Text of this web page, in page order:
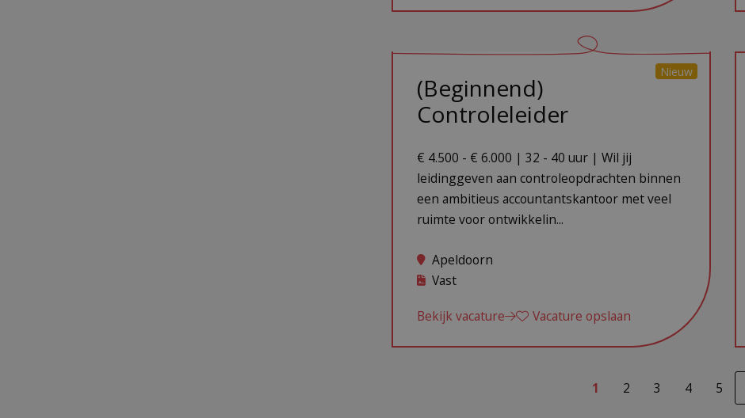
(Beginnend)
Controleleider
Nieuw
€ 4.500 - € 6.000 | 32 - 40 uur | Wil jij
leidinggeven aan controleopdrachten binnen
een ambitieus accountantskantoor met veel
ruimte voor ontwikkelin...
Apeldoorn
Vast
Bekijk vacature Vacature opslaan
1 2 3 4 5